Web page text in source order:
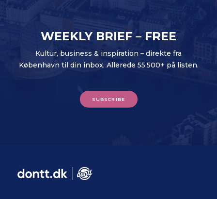
WEEKLY BRIEF – FREE
Kultur, business & inspiration – direkte fra
København til din inbox. Allerede 55.500+ på listen.
SUBSCRIBE